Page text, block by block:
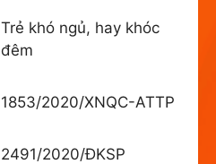
Trẻ khó ngủ, hay khóc
đêm
1853/2020/XNQC-ATTP
2491/2020/ĐKSP